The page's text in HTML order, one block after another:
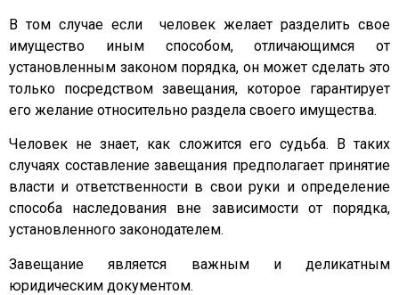
В том случае если человек желает разделить свое
имущество иным способом, отличающимся от
установленным законом порядка, он может сделать это
только посредством завещания, которое гарантирует
его желание относительно раздела своего имущества.
Человек не знает, как сложится его судьба. В таких
случаях составление завещания предполагает принятие
власти и ответственности в свои руки и определение
способа наследования вне зависимости от порядка,
установленного законодателем.
Завещание является важным и деликатным
юридическим документом.